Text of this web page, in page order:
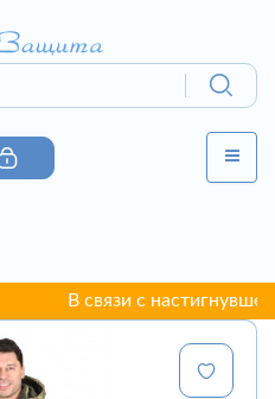
В связи с настигнувшей